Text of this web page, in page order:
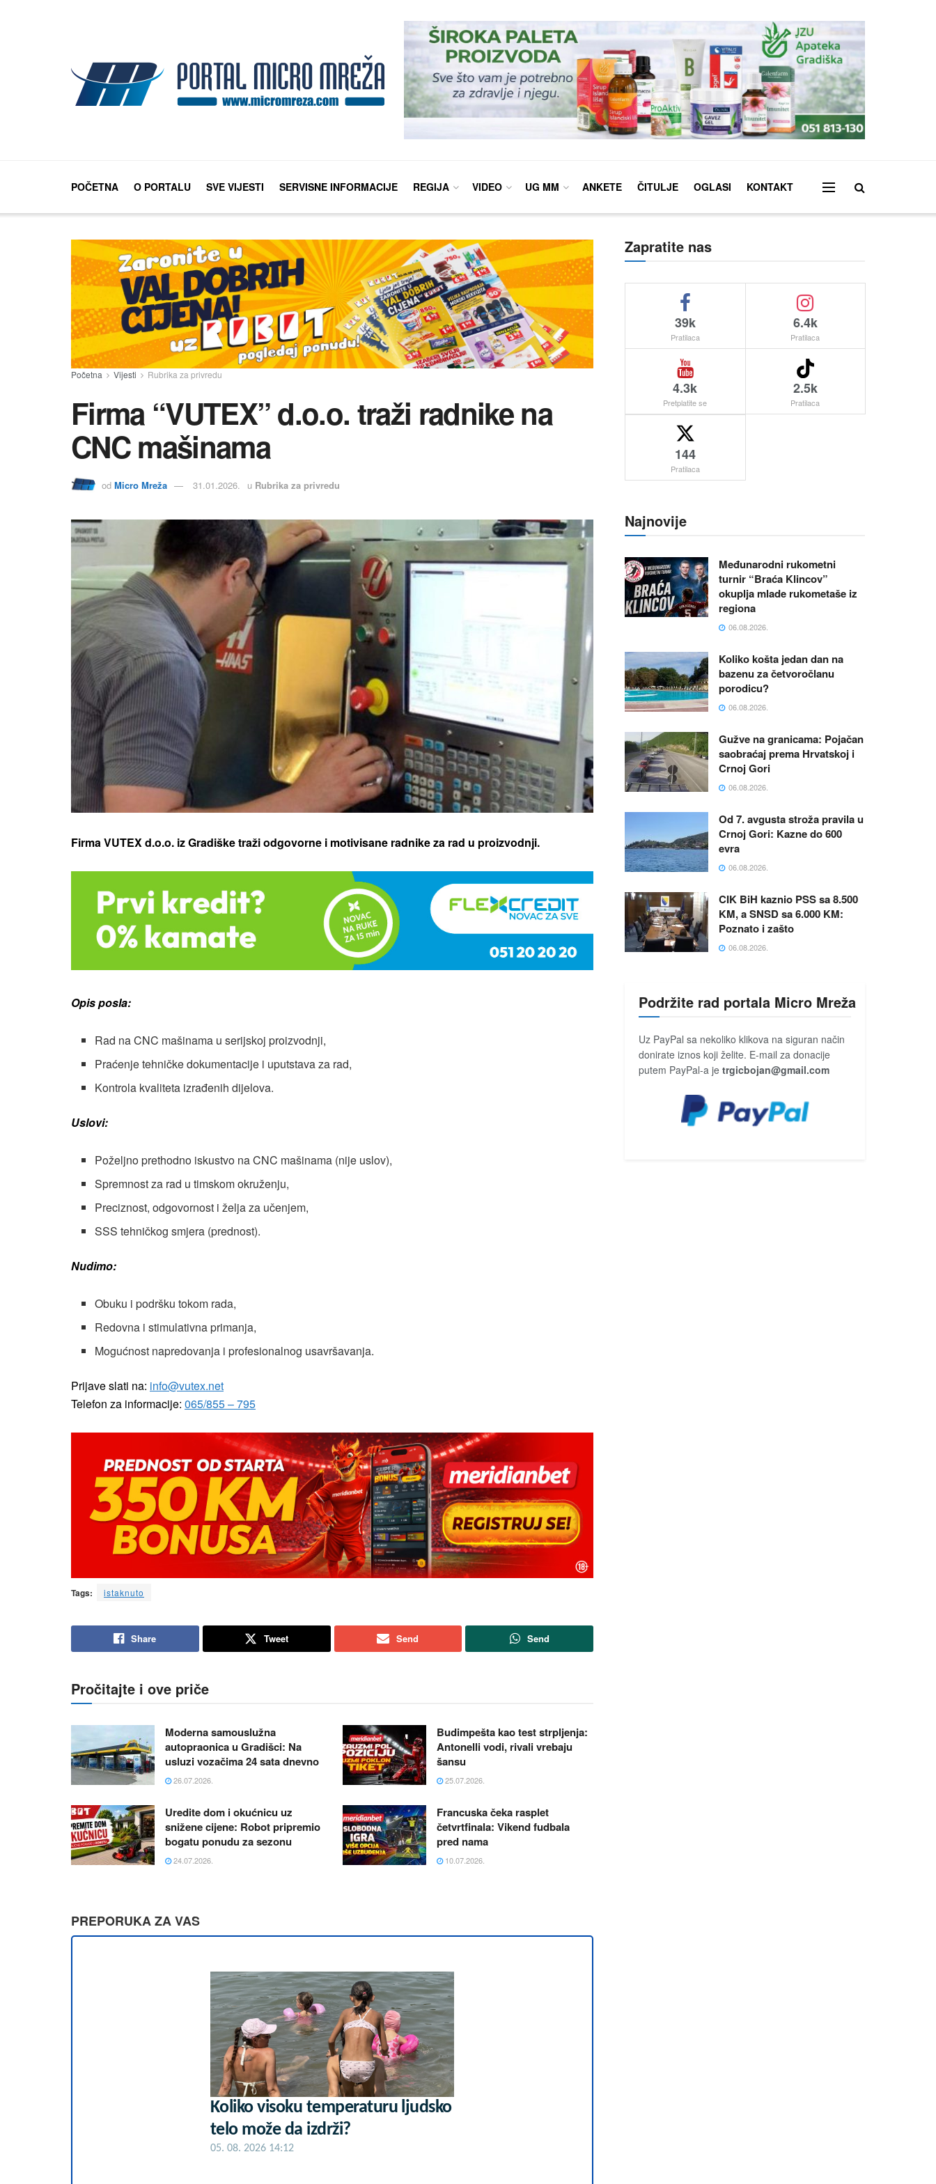
POČETNA O PORTALU SVE VIJESTI SERVISNE INFORMACIJE REGIJA VIDEO UG MM ANKETE ČITULJE OGLASI KONTAKT
Početna Vijesti Rubrika za privredu
Firma “VUTEX” d.o.o. traži radnike na
CNC mašinama
od Micro Mreža 31.01.2026. u Rubrika za privredu
Firma VUTEX d.o.o. iz Gradiške traži odgovorne i motivisane radnike za rad u proizvodnji.
Opis posla:
Rad na CNC mašinama u serijskoj proizvodnji,
Praćenje tehničke dokumentacije i uputstava za rad,
Kontrola kvaliteta izrađenih dijelova.
Uslovi:
Poželjno prethodno iskustvo na CNC mašinama (nije uslov),
Spremnost za rad u timskom okruženju,
Preciznost, odgovornost i želja za učenjem,
SSS tehničkog smjera (prednost).
Nudimo:
Obuku i podršku tokom rada,
Redovna i stimulativna primanja,
Mogućnost napredovanja i profesionalnog usavršavanja.
Prijave slati na: info@vutex.net
Telefon za informacije: 065/855 – 795
Tags: istaknuto
Share Tweet Send Send
Pročitajte i ove priče
Moderna samouslužna
autopraonica u Gradišci: Na
usluzi vozačima 24 sata dnevno
26.07.2026.
Budimpešta kao test strpljenja:
Antonelli vodi, rivali vrebaju
šansu
25.07.2026.
Uredite dom i okućnicu uz
snižene cijene: Robot pripremio
bogatu ponudu za sezonu
24.07.2026.
Francuska čeka rasplet
četvrtfinala: Vikend fudbala
pred nama
10.07.2026.
PREPORUKA ZA VAS
Koliko visoku temperaturu ljudsko
telo može da izdrži?
05. 08. 2026 14:12
Zapratite nas
39k
Pratilaca
6.4k
Pratilaca
4.3k
Pretplatite se
2.5k
Pratilaca
144
Pratilaca
Najnovije
Međunarodni rukometni
turnir “Braća Klincov”
okuplja mlade rukometaše iz
regiona
06.08.2026.
Koliko košta jedan dan na
bazenu za četvoročlanu
porodicu?
06.08.2026.
Gužve na granicama: Pojačan
saobraćaj prema Hrvatskoj i
Crnoj Gori
06.08.2026.
Od 7. avgusta stroža pravila u
Crnoj Gori: Kazne do 600
evra
06.08.2026.
CIK BiH kaznio PSS sa 8.500
KM, a SNSD sa 6.000 KM:
Poznato i zašto
06.08.2026.
Podržite rad portala Micro Mreža
Uz PayPal sa nekoliko klikova na siguran način
donirate iznos koji želite. E-mail za donacije
putem PayPal-a je trgicbojan@gmail.com